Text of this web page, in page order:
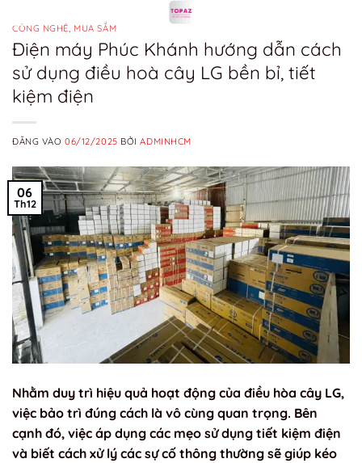
qua
nội
dung
CÔNG NGHỆ, MUA SẮM
Điện máy Phúc Khánh hướng dẫn cách
sử dụng điều hoà cây LG bền bỉ, tiết
kiệm điện
ĐĂNG VÀO06/12/2025 BỞIADMINHCM
06
Th12
Nhằm duy trì hiệu quả hoạt động của điều hòa cây LG,
việc bảo trì đúng cách là vô cùng quan trọng. Bên
cạnh đó, việc áp dụng các mẹo sử dụng tiết kiệm điện
và biết cách xử lý các sự cố thông thường sẽ giúp kéo